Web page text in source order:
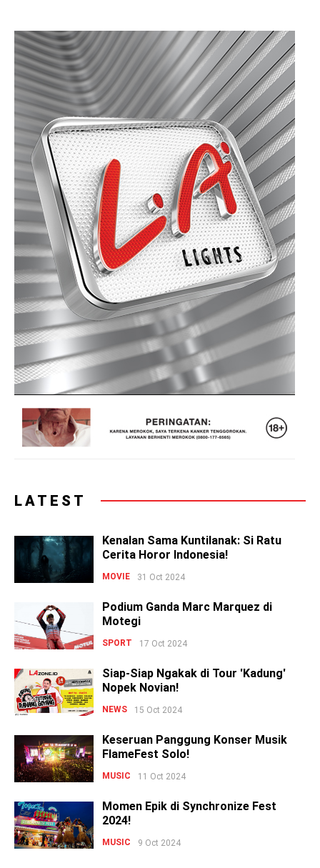
LATEST
Kenalan Sama Kuntilanak: Si Ratu
Cerita Horor Indonesia!
MOVIE 31 Oct 2024
Podium Ganda Marc Marquez di
Motegi
SPORT 17 Oct 2024
Siap-Siap Ngakak di Tour 'Kadung'
Nopek Novian!
NEWS 15 Oct 2024
Keseruan Panggung Konser Musik
FlameFest Solo!
MUSIC 11 Oct 2024
Momen Epik di Synchronize Fest
2024!
MUSIC 9 Oct 2024